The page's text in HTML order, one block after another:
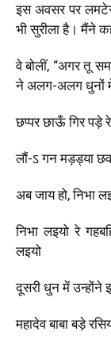
इस अवसर पर
भी सुरीला है। मैंने
वे बोलीं, “अगर तू
ने अलग-अलग धुनों में
छप्पर छाऊँ गिर पड़े
लौं-ऽ गन मड़ड्या
अब जाय हो, निभा
निभा लइयो रे
लइयो
दूसरी धुन में उन्होंने
महादेव बाबा बड़े